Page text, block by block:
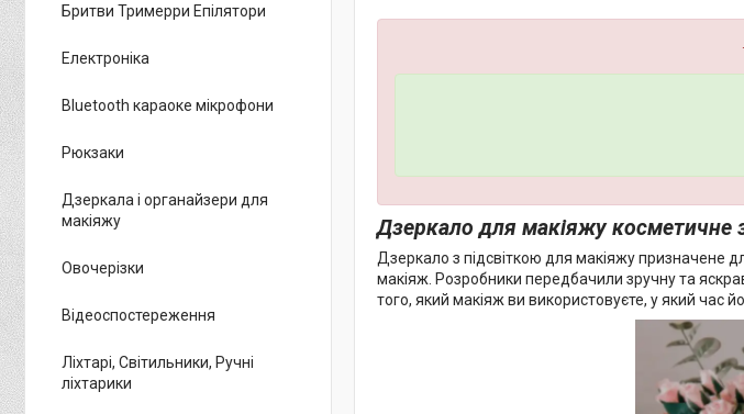
Дзеркало для макіяжу косметичне
Дзеркало з підсвіткою для макіяжу призначене
макіяж. Розробники передбачили зручну та
того, який макіяж ви використовуєте, у який час
Бритви Тримерри Епілятори
Електроніка
Bluetooth караоке мікрофони
Рюкзаки
Дзеркала і органайзери для
макіяжу
Овочерізки
Відеоспостереження
Ліхтарі, Світильники, Ручні
ліхтарики